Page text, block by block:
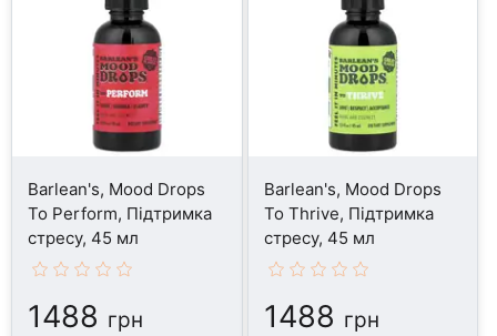
Barlean's, Mood Drops
To Perform, Підтримка
стресу, 45 мл
1488 грн
Barlean's, Mood Drops
To Thrive, Підтримка
стресу, 45 мл
1488 грн